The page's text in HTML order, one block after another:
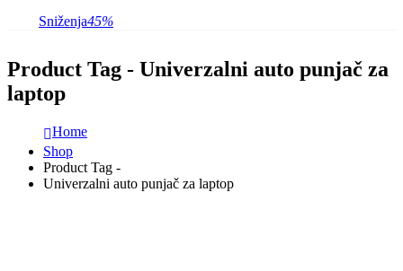
Sniženja45%
Product Tag - Univerzalni auto punjač za
laptop
Home
Shop
Product Tag -
Univerzalni auto punjač za laptop